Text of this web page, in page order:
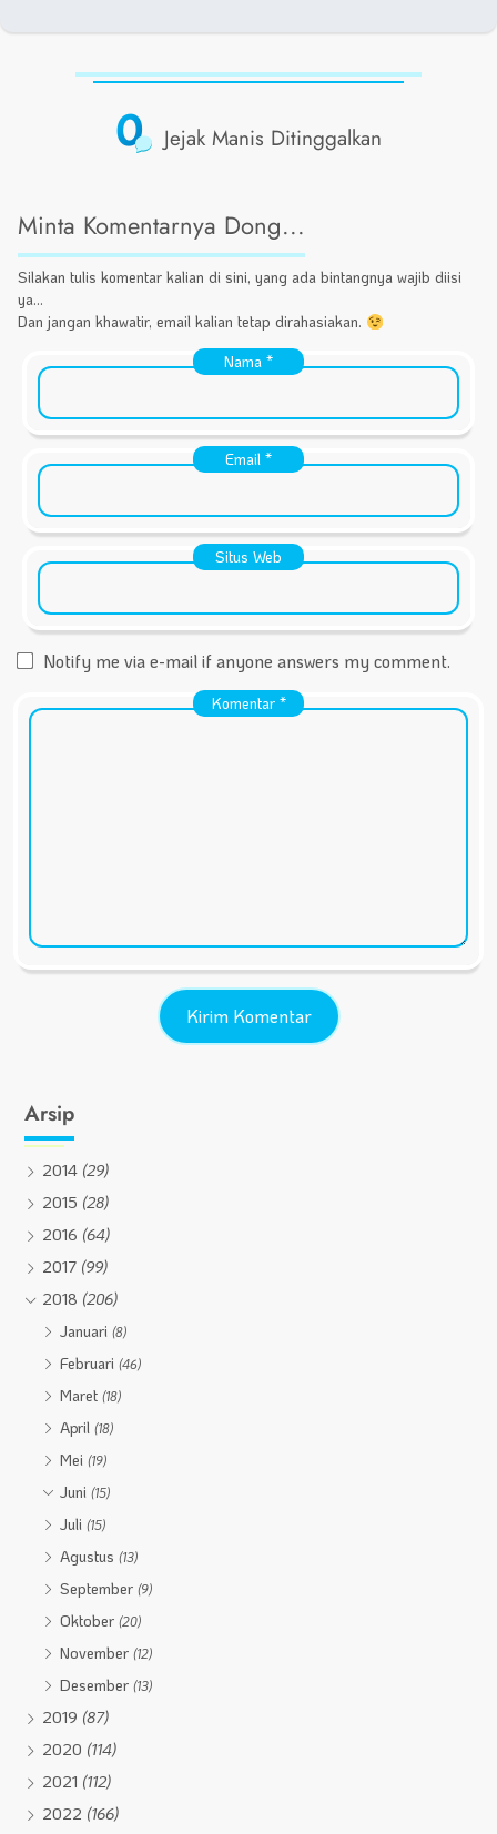
0 Jejak Manis Ditinggalkan
Minta Komentarnya Dong...
Silakan tulis komentar kalian di sini, yang ada bintangnya wajib diisi
ya...
Dan jangan khawatir, email kalian tetap dirahasiakan.
Nama *
Email *
Situs Web
Notify me via e-mail if anyone answers my comment.
Komentar *
Arsip
2014 (29)
2015 (28)
2016 (64)
2017 (99)
2018 (206)
Januari(8)
Februari(46)
Maret(18)
April(18)
Mei(19)
Juni(15)
Juli(15)
Agustus(13)
September(9)
Oktober(20)
November(12)
Desember(13)
2019 (87)
2020 (114)
2021 (112)
2022 (166)